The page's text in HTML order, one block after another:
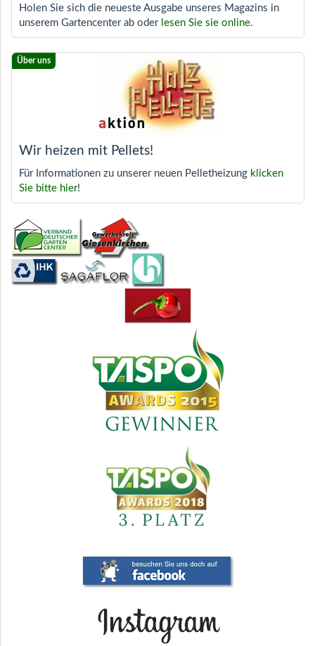
Holen Sie sich die neueste Ausgabe unseres Magazins in
unserem Gartencenter ab oder lesen Sie sie online.
Wir heizen mit Pellets!
Für Informationen zu unserer neuen Pelletheizung klicken
Sie bitte hier!